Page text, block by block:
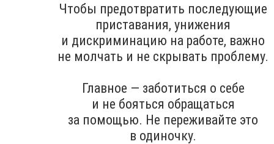
Чтобы предотвратить последующие
приставания, унижения
и дискриминацию на работе, важно
не молчать и не скрывать проблему.
Главное — заботиться о себе
и не бояться обращаться
за помощью. Не переживайте это
в одиночку.